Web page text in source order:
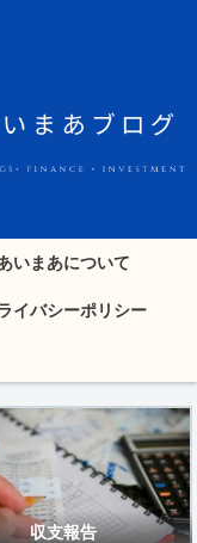
いまあについて
イバシーポリシー
収支報告